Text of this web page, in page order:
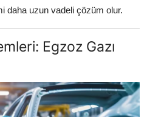
daha uzun vadeli çözüm olur.
Egzoz Gazı